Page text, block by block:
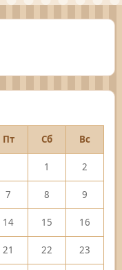
Пт Сб Вс
1 2
7 8 9
14 15 16
21 22 23